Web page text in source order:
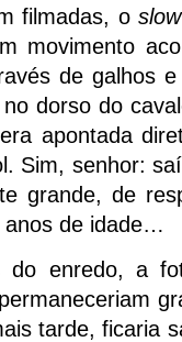
filmadas, o
movimento
de galhos
dorso do
apontada
Sim, senhor:
grande, de
anos de idade…
do enredo, a
tarde, ficaria